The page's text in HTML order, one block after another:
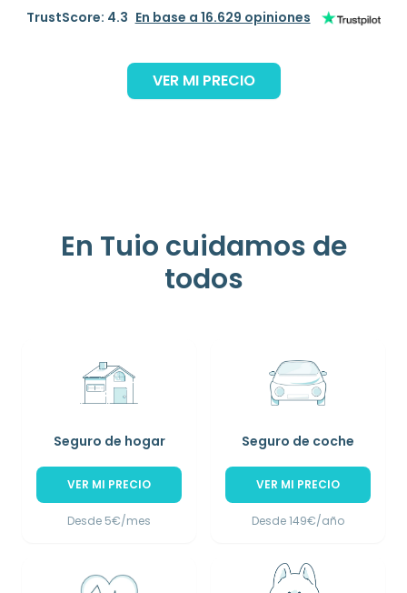
TrustScore: 4.3 En base a 16.629 opiniones
VER MI PRECIO
En Tuio cuidamos de
todos
Seguro de hogar
VER MI PRECIO
Desde 5€/mes
Seguro de coche
VER MI PRECIO
Desde 149€/año